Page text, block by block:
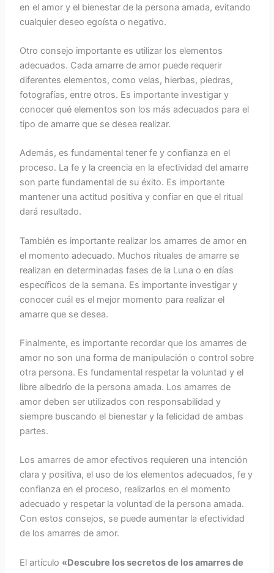
en el amor y el bienestar de la persona amada, evitando
cualquier deseo egoísta o negativo.
Otro consejo importante es utilizar los elementos
adecuados. Cada amarre de amor puede requerir
diferentes elementos, como velas, hierbas, piedras,
fotografías, entre otros. Es importante investigar y
conocer qué elementos son los más adecuados para el
tipo de amarre que se desea realizar.
Además, es fundamental tener fe y confianza en el
proceso. La fe y la creencia en la efectividad del amarre
son parte fundamental de su éxito. Es importante
mantener una actitud positiva y confiar en que el ritual
dará resultado.
También es importante realizar los amarres de amor en
el momento adecuado. Muchos rituales de amarre se
realizan en determinadas fases de la Luna o en días
específicos de la semana. Es importante investigar y
conocer cuál es el mejor momento para realizar el
amarre que se desea.
Finalmente, es importante recordar que los amarres de
amor no son una forma de manipulación o control sobre
otra persona. Es fundamental respetar la voluntad y el
libre albedrío de la persona amada. Los amarres de
amor deben ser utilizados con responsabilidad y
siempre buscando el bienestar y la felicidad de ambas
partes.
Los amarres de amor efectivos requieren una intención
clara y positiva, el uso de los elementos adecuados, fe y
confianza en el proceso, realizarlos en el momento
adecuado y respetar la voluntad de la persona amada.
Con estos consejos, se puede aumentar la efectividad
de los amarres de amor.
El artículo «Descubre los secretos de los amarres de